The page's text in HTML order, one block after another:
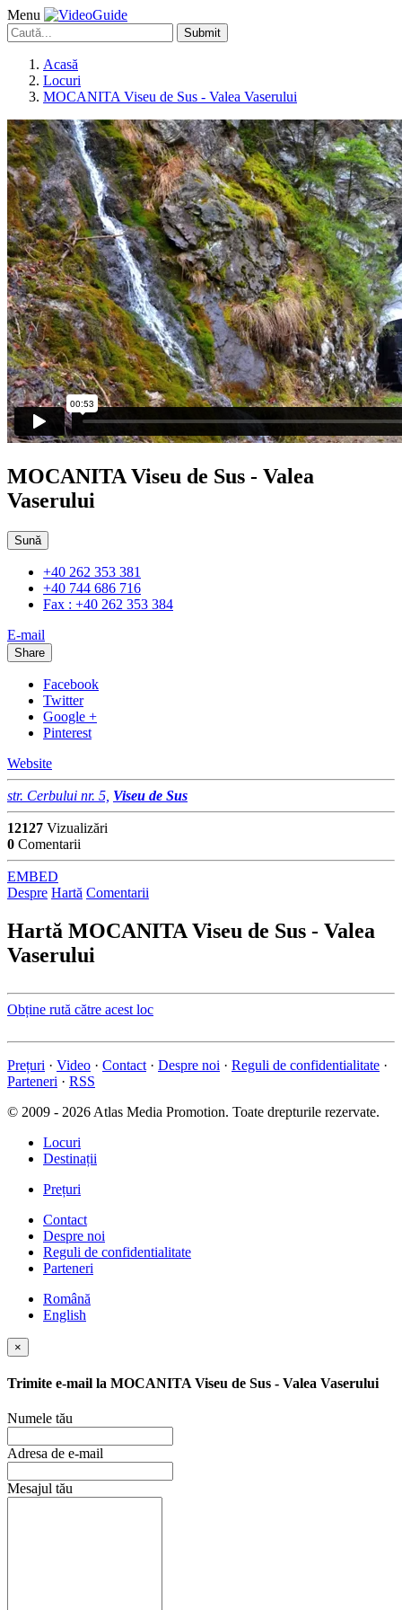
Menu
Submit
Acasă
Locuri
MOCANITA Viseu de Sus - Valea Vaserului
MOCANITA Viseu de Sus - Valea
Vaserului
Sună
+40 262 353 381
+40 744 686 716
Fax : +40 262 353 384
E-mail
Share
Facebook
Twitter
Google +
Pinterest
Website
str. Cerbului nr. 5, Viseu de Sus
12127 Vizualizări
0 Comentarii
EMBED
Despre Hartă Comentarii
Hartă MOCANITA Viseu de Sus - Valea
Vaserului
Obține rută către acest loc
Prețuri · Video · Contact · Despre noi · Reguli de confidentialitate ·
Parteneri · RSS
© 2009 - 2026 Atlas Media Promotion. Toate drepturile rezervate.
Locuri
Destinații
Prețuri
Contact
Despre noi
Reguli de confidentialitate
Parteneri
Română
English
×
Trimite e-mail la MOCANITA Viseu de Sus - Valea Vaserului
Numele tău
Adresa de e-mail
Mesajul tău